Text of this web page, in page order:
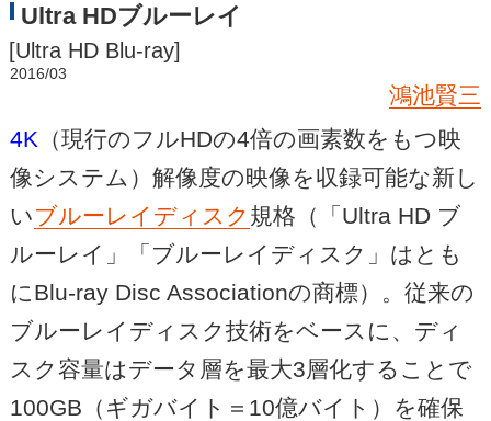
Ultra HDブルーレイ
[Ultra HD Blu-ray]
2016/03
鴻池賢三
4K （現行のフルHDの4倍の画素数をもつ映
像システム）解像度の映像を収録可能な新し
いブルーレイディスク 規格（「Ultra HD ブ
ルーレイ」「ブルーレイディスク」はとも
にBlu-ray Disc Associationの商標）。従来の
ブルーレイディスク技術をベースに、ディ
スク容量はデータ層を最大3層化することで
100GB（ギガバイト＝10億バイト）を確保